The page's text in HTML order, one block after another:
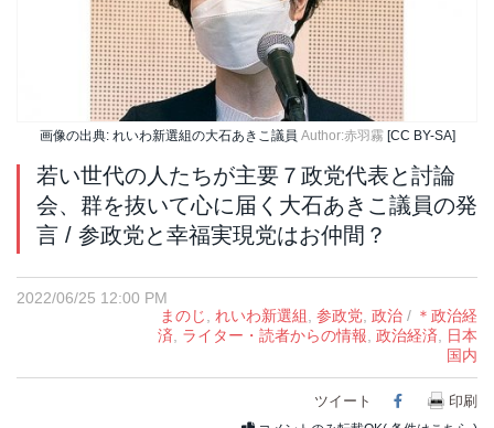
画像の出典: れいわ新選組の大石あきこ議員 Author:赤羽霧[CC BY-SA]
若い世代の人たちが主要７政党代表と討論
会、群を抜いて心に届く大石あきこ議員の発
言 / 参政党と幸福実現党はお仲間？
2022/06/25 12:00 PM
まのじ
れいわ新選組 参政党 政治 / ＊政治経
済
ライター・読者からの情報 政治経済
日本
国内
ツイート Facebook
印刷